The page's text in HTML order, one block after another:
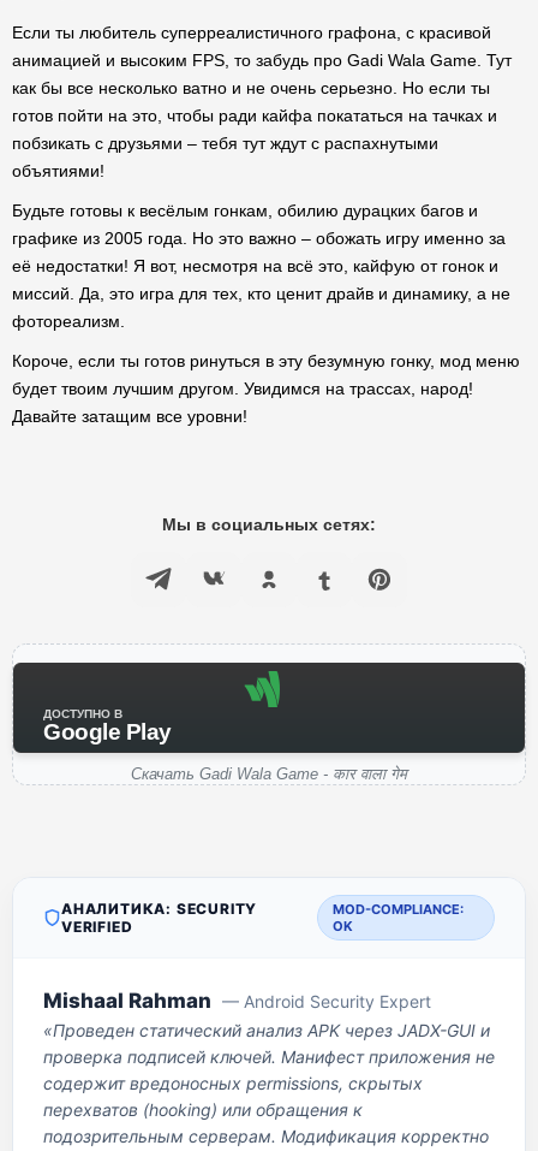
Если ты любитель суперреалистичного графона, с красивой
анимацией и высоким FPS, то забудь про Gadi Wala Game. Тут
как бы все несколько ватно и не очень серьезно. Но если ты
готов пойти на это, чтобы ради кайфа покататься на тачках и
побзикать с друзьями – тебя тут ждут с распахнутыми
объятиями!
Будьте готовы к весёлым гонкам, обилию дурацких багов и
графике из 2005 года. Но это важно – обожать игру именно за
её недостатки! Я вот, несмотря на всё это, кайфую от гонок и
миссий. Да, это игра для тех, кто ценит драйв и динамику, а не
фотореализм.
Короче, если ты готов ринуться в эту безумную гонку, мод меню
будет твоим лучшим другом. Увидимся на трассах, народ!
Давайте затащим все уровни!
Мы в социальных сетях:
ДОСТУПНО В
Google Play
Скачать Gadi Wala Game - कार वाला गेम
АНАЛИТИКА: SECURITY
VERIFIED
MOD-COMPLIANCE:
OK
Mishaal Rahman — Android Security Expert
«Проведен статический анализ APK через JADX-GUI и
проверка подписей ключей. Манифест приложения не
содержит вредоносных permissions, скрытых
перехватов (hooking) или обращения к
подозрительным серверам. Модификация корректно